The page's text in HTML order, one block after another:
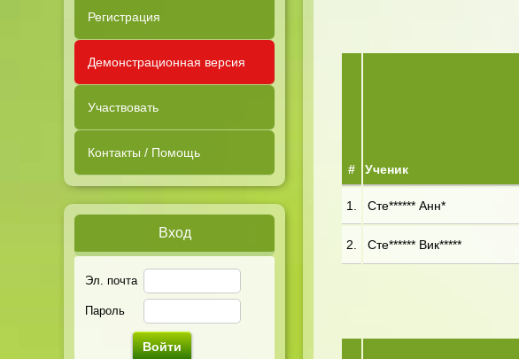
Регистрация
Демонстрационная версия
Участвовать
Контакты / Помощь
Вход
Эл. почта
Пароль
# Ученик
1. Сте****** Анн*
2. Сте****** Вик*****